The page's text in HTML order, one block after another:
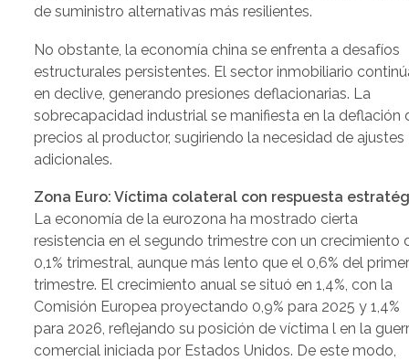
de suministro alternativas más resilientes.
No obstante, la economía china se enfrenta a desafíos
estructurales persistentes. El sector inmobiliario
en declive, generando presiones deflacionarias. La
sobrecapacidad industrial se manifiesta en la deflación
precios al productor, sugiriendo la necesidad de ajustes
adicionales.
Zona Euro: Víctima colateral con respuesta
La economía de la eurozona ha mostrado cierta
resistencia en el segundo trimestre con un crecimiento
0,1% trimestral, aunque más lento que el 0,6% del
trimestre. El crecimiento anual se situó en 1,4%, con la
Comisión Europea proyectando 0,9% para 2025 y 1,4%
para 2026, reflejando su posición de víctima l en la
comercial iniciada por Estados Unidos. De este modo,